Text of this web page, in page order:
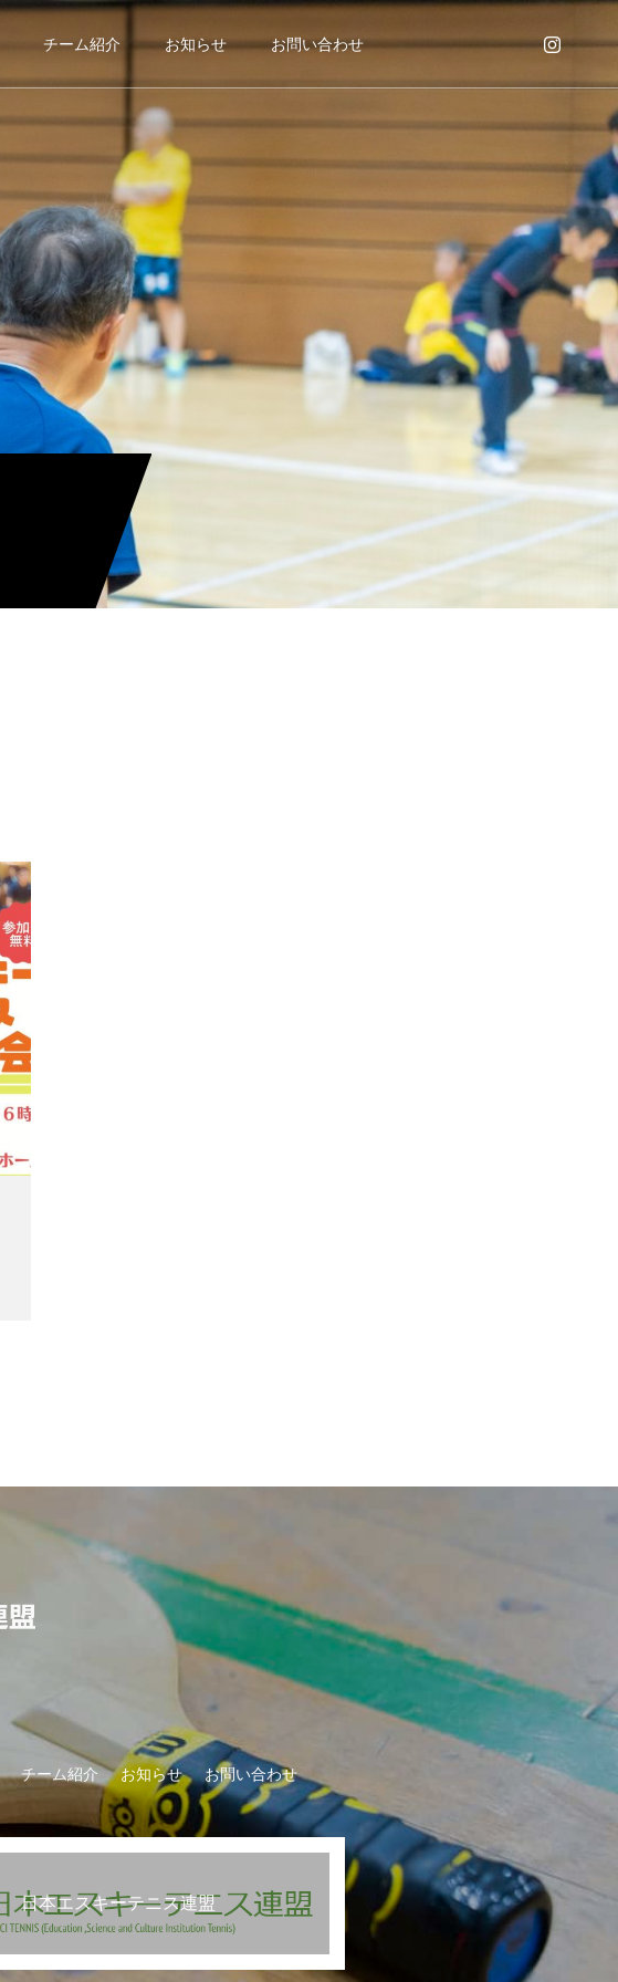
チーム紹介 お知らせ お問い合わせ
チーム紹介 お知らせ お問い合わせ
日本エスキーテニス連盟